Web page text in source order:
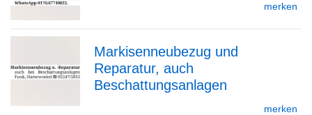
Detailseite
merken
zur
Markisenneubezug und
Reparatur, auch
Beschattungsanlagen
merken